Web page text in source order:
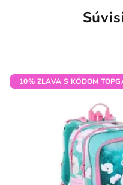
10% ZĽAVA S KÓDOM